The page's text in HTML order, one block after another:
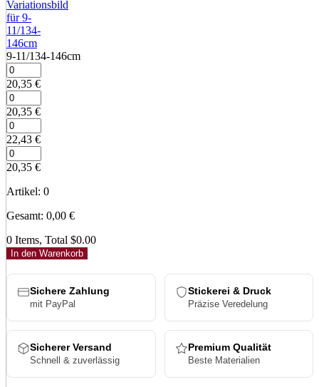
9‑11/134‑146cm
20,35 €
20,35 €
22,43 €
20,35 €
Artikel: 0
Gesamt: 0,00 €
0 Items, Total $0.00
In den Warenkorb
Sichere Zahlung
mit PayPal
Stickerei & Druck
Präzise Veredelung
Sicherer Versand
Schnell & zuverlässig
Premium Qualität
Beste Materialien